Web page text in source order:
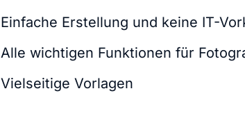
Einfache Erstellung und keine IT-
Alle wichtigen Funktionen für
Vielseitige Vorlagen